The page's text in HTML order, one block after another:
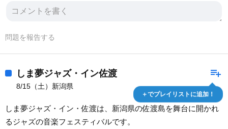
問題を報告する
playlist_add
＋でプレイリストに追加！
しま夢ジャズ・イン佐渡
8/15（土）新潟県
しま夢ジャズ・イン・佐渡は、新潟県の佐渡島を舞台に開かれ
るジャズの音楽フェスティバルです。